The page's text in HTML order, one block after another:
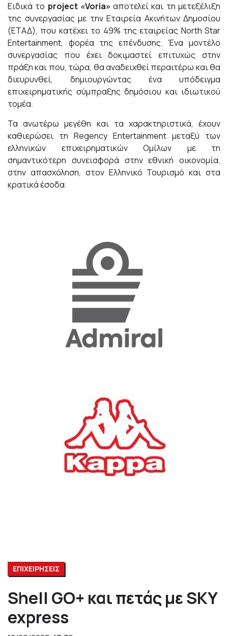
Ειδικά το project «Voria» αποτελεί και τη μετεξέλιξη
της συνεργασίας με την Εταιρεία Ακινήτων Δημοσίου
(ΕΤΑΔ), που κατέχει το 49% της εταιρείας North Star
Entertainment, φορέα της επένδυσης. Ένα μοντέλο
συνεργασίας που έχει δοκιμαστεί επιτυχώς στην
πράξη και που, τώρα, θα αναδειχθεί περαιτέρω και θα
διευρυνθεί, δημιουργώντας ένα υπόδειγμα
επιχειρηματικής σύμπραξης δημόσιου και ιδιωτικού
τομέα.
Τα ανωτέρω μεγέθη και τα χαρακτηριστικά, έχουν
καθιερώσει τη Regency Entertainment μεταξύ των
ελληνικών επιχειρηματικών Ομίλων με τη
σημαντικότερη συνεισφορά στην εθνική οικονομία,
στην απασχόληση, στον Ελληνικό Τουρισμό και στα
κρατικά έσοδα.
ΕΠΙΧΕΙΡΗΣΕΙΣ
Shell GO+ και πετάς με SΚΥ
express